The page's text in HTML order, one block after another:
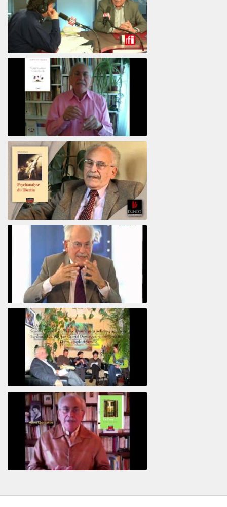
Votre maison vous révèle
Psychanalyse du libertin
Le pervers narcissique et son complice
Revisitant le corps familial